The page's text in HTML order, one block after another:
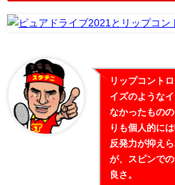
リップコント
イズのような
なかったもの
りも個人的に
反発力が抑え
が、スピンで
良さ。